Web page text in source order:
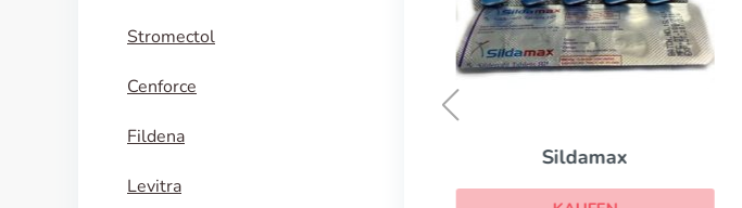
Stromectol
Cenforce
Fildena
Levitra
Sildamax